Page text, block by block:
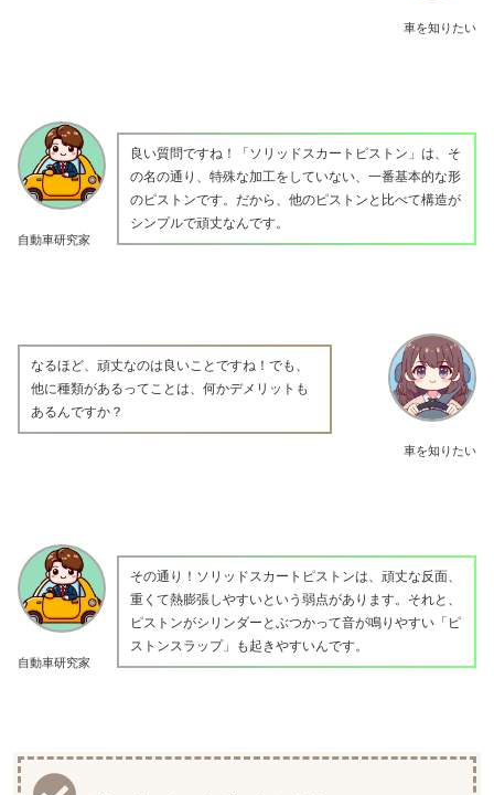
車を知りたい
自動車研究家
良い質問ですね！「ソリッドスカートピストン」は、そ
の名の通り、特殊な加工をしていない、一番基本的な形
のピストンです。だから、他のピストンと比べて構造が
シンプルで頑丈なんです。
車を知りたい
なるほど、頑丈なのは良いことですね！でも、
他に種類があるってことは、何かデメリットも
あるんですか？
自動車研究家
その通り！ソリッドスカートピストンは、頑丈な反面、
重くて熱膨張しやすいという弱点があります。それと、
ピストンがシリンダーとぶつかって音が鳴りやすい「ピ
ストンスラップ」も起きやすいんです。